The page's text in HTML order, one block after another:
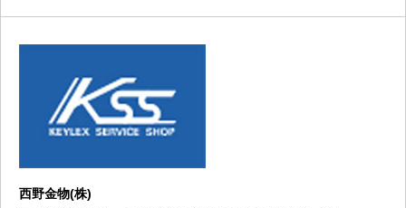
西野金物(株)